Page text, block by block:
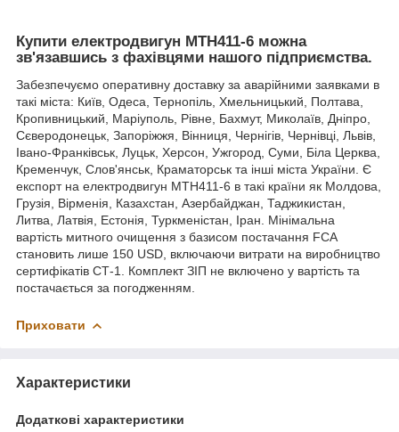
Купити електродвигун МТН411-6 можна
зв'язавшись з фахівцями нашого підприємства.
Забезпечуємо оперативну доставку за аварійними заявками в
такі міста: Київ, Одеса, Тернопіль, Хмельницький, Полтава,
Кропивницький, Маріуполь, Рівне, Бахмут, Миколаїв, Дніпро,
Сєверодонецьк, Запоріжжя, Вінниця, Чернігів, Чернівці, Львів,
Івано-Франківськ, Луцьк, Херсон, Ужгород, Суми, Біла Церква,
Кременчук, Слов'янськ, Краматорськ та інші міста України. Є
експорт на електродвигун МТН411-6 в такі країни як Молдова,
Грузія, Вірменія, Казахстан, Азербайджан, Таджикистан,
Литва, Латвія, Естонія, Туркменістан, Іран. Мінімальна
вартість митного очищення з базисом постачання FCA
становить лише 150 USD, включаючи витрати на виробництво
сертифікатів СТ-1. Комплект ЗІП не включено у вартість та
постачається за погодженням.
Приховати
Характеристики
Додаткові характеристики